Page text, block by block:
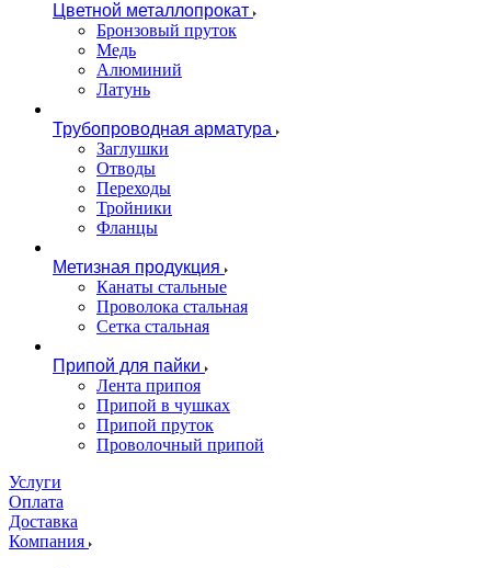
Цветной металлопрокат
Бронзовый пруток
Медь
Алюминий
Латунь
Трубопроводная арматура
Заглушки
Отводы
Переходы
Тройники
Фланцы
Метизная продукция
Канаты стальные
Проволока стальная
Сетка стальная
Припой для пайки
Лента припоя
Припой в чушках
Припой пруток
Проволочный припой
Услуги
Оплата
Доставка
Компания